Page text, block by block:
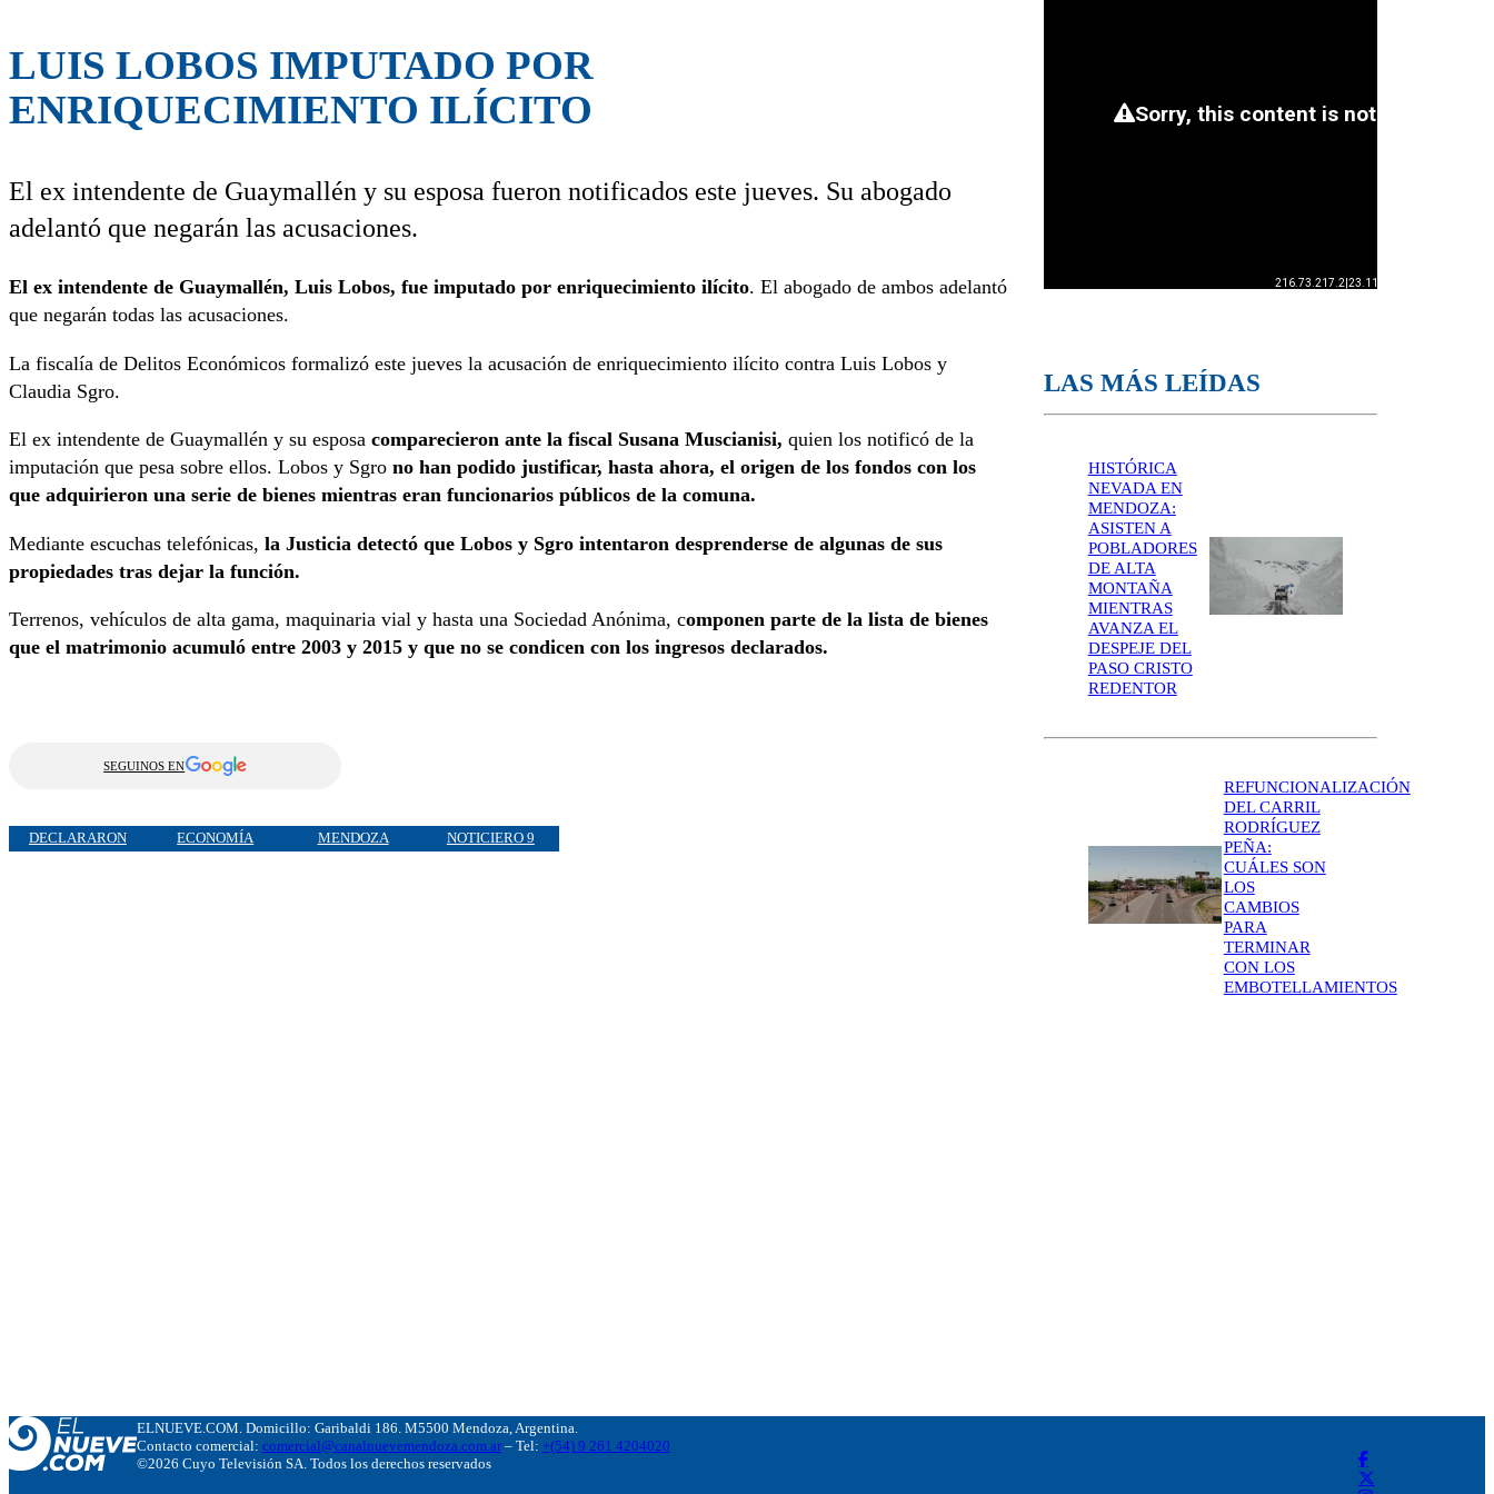
LUIS LOBOS IMPUTADO POR
ENRIQUECIMIENTO ILÍCITO
El ex intendente de Guaymallén y su esposa fueron notificados este jueves. Su abogado
adelantó que negarán las acusaciones.
El ex intendente de Guaymallén, Luis Lobos, fue imputado por enriquecimiento ilícito. El abogado de ambos adelantó
que negarán todas las acusaciones.
La fiscalía de Delitos Económicos formalizó este jueves la acusación de enriquecimiento ilícito contra Luis Lobos y
Claudia Sgro.
El ex intendente de Guaymallén y su esposa comparecieron ante la fiscal Susana Muscianisi, quien los notificó de la
imputación que pesa sobre ellos. Lobos y Sgro no han podido justificar, hasta ahora, el origen de los fondos con los
que adquirieron una serie de bienes mientras eran funcionarios públicos de la comuna.
Mediante escuchas telefónicas, la Justicia detectó que Lobos y Sgro intentaron desprenderse de algunas de sus
propiedades tras dejar la función.
Terrenos, vehículos de alta gama, maquinaria vial y hasta una Sociedad Anónima, componen parte de la lista de bienes
que el matrimonio acumuló entre 2003 y 2015 y que no se condicen con los ingresos declarados.
SEGUINOS EN
DECLARARON ECONOMÍA MENDOZA NOTICIERO 9
LAS MÁS LEÍDAS
HISTÓRICA
NEVADA EN
MENDOZA:
ASISTEN A
POBLADORES
DE ALTA
MONTAÑA
MIENTRAS
AVANZA EL
DESPEJE DEL
PASO CRISTO
REDENTOR
REFUNCIONALIZACIÓN
DEL CARRIL
RODRÍGUEZ
PEÑA:
CUÁLES SON
LOS
CAMBIOS
PARA
TERMINAR
CON LOS
EMBOTELLAMIENTOS
ELNUEVE.COM. Domicillo: Garibaldi 186. M5500 Mendoza, Argentina.
Contacto comercial: comercial@canalnuevemendoza.com.ar– Tel: +(54) 9 261 4204020
©2026 Cuyo Televisión SA. Todos los derechos reservados